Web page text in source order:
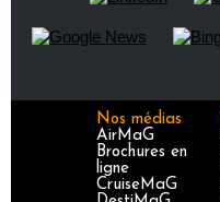
Nos médias
AirMaG
Brochures en
ligne
CruiseMaG